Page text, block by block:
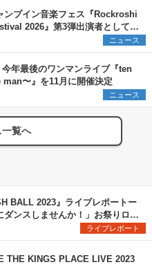
ンプイン音楽フェス『Rockroshi
2026』第3弾出演者として
りゆし58、Reiを発表
ニュース
年最後のワンマンライブ『ten
〜』を11月に開催決定
ニュース
一覧へ
BALL 2023』ライブレポートー
ダンスしませんか！」お祭りロッ
揮
ライブレポート
THE KINGS PLACE LIVE 2023